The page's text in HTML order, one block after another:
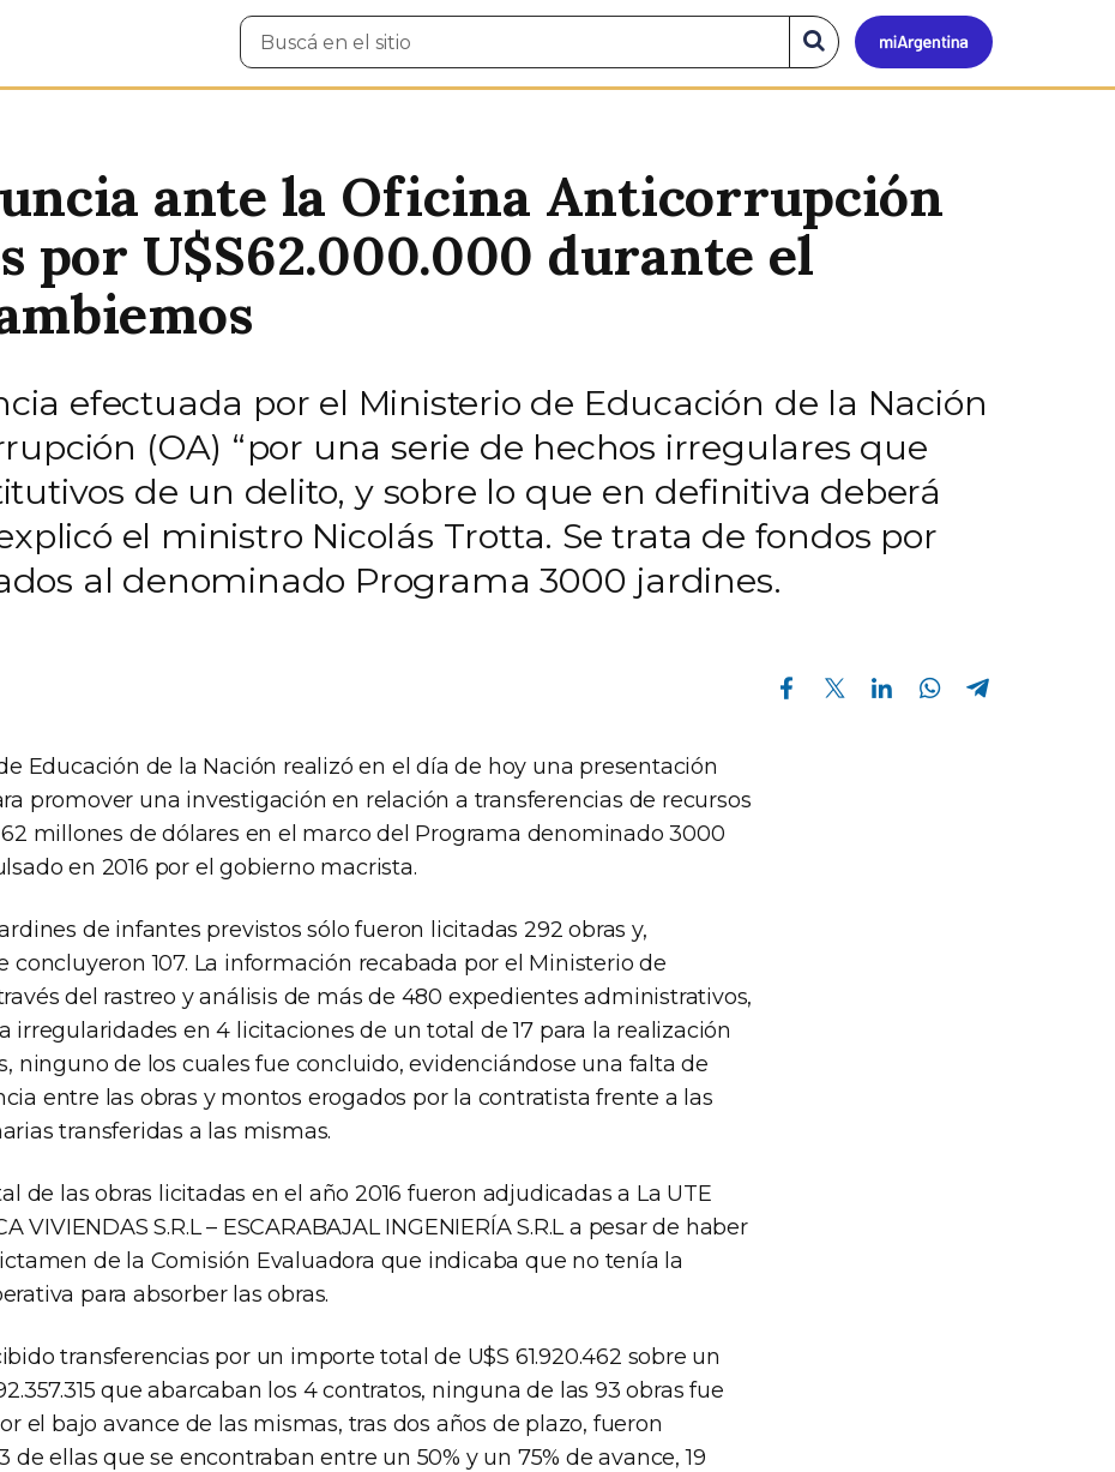
Mi
Buscar
en
Buscar
en
el
ante la Oficina Anticorrupción
por U$S62.000.000 durante el
efectuada por el Ministerio de Educación de la Nación
(OA) “por una serie de hechos irregulares que
de un delito, y sobre lo que en definitiva deberá
el ministro Nicolás Trotta. Se trata de fondos por
al denominado Programa 3000 jardines.
Compartir en Facebook Compartir en Twitter Compartir en Linkedin Compartir en Whatsapp
Educación de la Nación realizó en el día de hoy una presentación
promover una investigación en relación a transferencias de recursos
millones de dólares en el marco del Programa denominado 3000
en 2016 por el gobierno macrista.
de infantes previstos sólo fueron licitadas 292 obras y,
concluyeron 107. La información recabada por el Ministerio de
del rastreo y análisis de más de 480 expedientes administrativos,
irregularidades en 4 licitaciones de un total de 17 para la realización
ninguno de los cuales fue concluido, evidenciándose una falta de
entre las obras y montos erogados por la contratista frente a las
transferidas a las mismas.
de las obras licitadas en el año 2016 fueron adjudicadas a La UTE
VIVIENDAS S.R.L – ESCARABAJAL INGENIERÍA S.R.L a pesar de haber
de la Comisión Evaluadora que indicaba que no tenía la
para absorber las obras.
transferencias por un importe total de U$S 61.920.462 sobre un
que abarcaban los 4 contratos, ninguna de las 93 obras fue
el bajo avance de las mismas, tras dos años de plazo, fueron
de ellas que se encontraban entre un 50% y un 75% de avance, 19